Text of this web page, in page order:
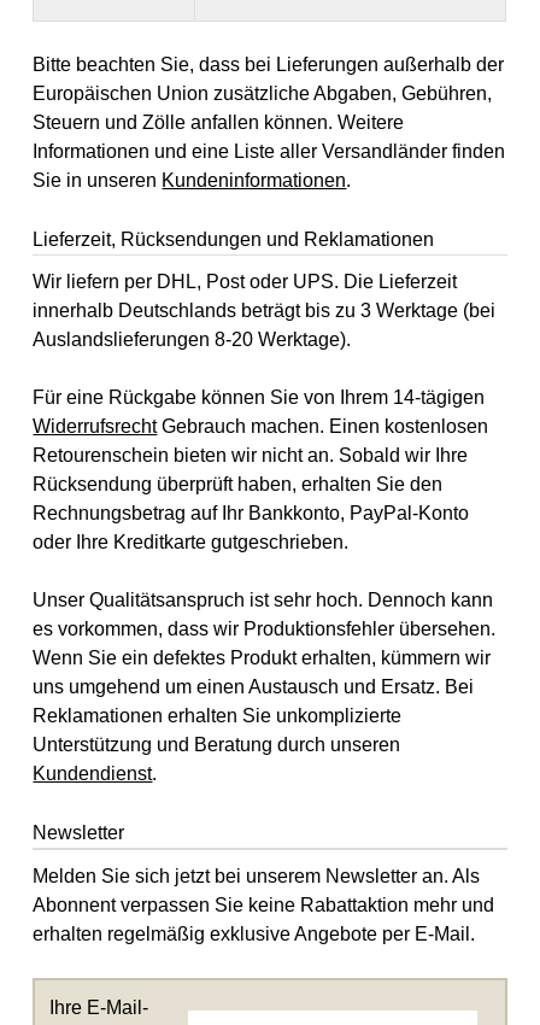
Bitte beachten Sie, dass bei Lieferungen außerhalb der
Europäischen Union zusätzliche Abgaben, Gebühren,
Steuern und Zölle anfallen können. Weitere
Informationen und eine Liste aller Versandländer finden
Sie in unseren Kundeninformationen.
Lieferzeit, Rücksendungen und Reklamationen
Wir liefern per DHL, Post oder UPS. Die Lieferzeit
innerhalb Deutschlands beträgt bis zu 3 Werktage (bei
Auslandslieferungen 8-20 Werktage).
Für eine Rückgabe können Sie von Ihrem 14-tägigen
WiderrufsrechtGebrauch machen. Einen kostenlosen
Retourenschein bieten wir nicht an. Sobald wir Ihre
Rücksendung überprüft haben, erhalten Sie den
Rechnungsbetrag auf Ihr Bankkonto, PayPal-Konto
oder Ihre Kreditkarte gutgeschrieben.
Unser Qualitätsanspruch ist sehr hoch. Dennoch kann
es vorkommen, dass wir Produktionsfehler übersehen.
Wenn Sie ein defektes Produkt erhalten, kümmern wir
uns umgehend um einen Austausch und Ersatz. Bei
Reklamationen erhalten Sie unkomplizierte
Unterstützung und Beratung durch unseren
Kundendienst.
Newsletter
Melden Sie sich jetzt bei unserem Newsletter an. Als
Abonnent verpassen Sie keine Rabattaktion mehr und
erhalten regelmäßig exklusive Angebote per E-Mail.
Ihre E-Mail-